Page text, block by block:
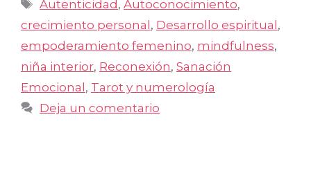
Autenticidad ,Autoconocimiento,
crecimiento personal , Desarrollo espiritual ,
empoderamiento femenino, mindfulness,
niña interior, Reconexión, Sanación
Emocional , Tarot y numerología
Deja un comentario